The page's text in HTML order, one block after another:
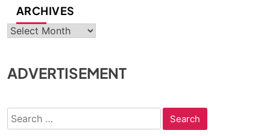
ARCHIVES
Archives
ADVERTISEMENT
Search
for: